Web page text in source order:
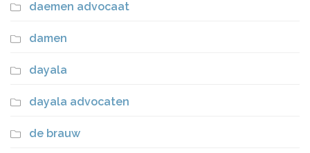
daemen advocaat
damen
dayala
dayala advocaten
de brauw